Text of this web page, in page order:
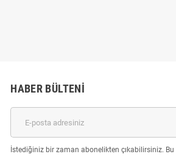
HABER BÜLTENI
İstediğiniz bir zaman abonelikten çıkabilirsiniz.